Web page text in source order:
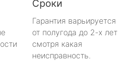
площадь
Сроки
Гарантия варьируется
от полугода до 2-х лет
смотря какая
неисправность.